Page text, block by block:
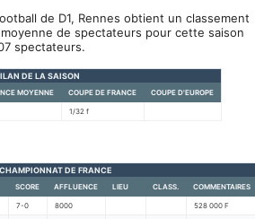
de D1, Rennes obtient un classement
de spectateurs pour cette saison
spectateurs.
DE LA SAISON
MOYENNE COUPE DE FRANCE COUPE D'EUROPE
1/32 f
CHAMPIONNAT DE FRANCE
SCORE AFFLUENCE LIEU CLASS. COMMENTAIRES
7-0 8000 528 000 F